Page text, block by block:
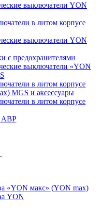
выключатели YON
в литом корпусе
выключатели YON
с предохранителями
выключатели «YON
в литом корпусе
MGS и аксессуары
в литом корпусе
АВР
«YON макс» (YON max)
YON